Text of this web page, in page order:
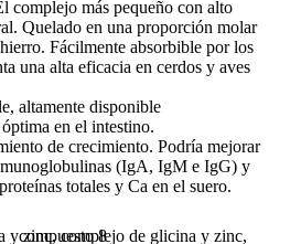
complejo más pequeño con alto
Quelado en una proporción molar
Fácilmente absorbible por los
una alta eficacia en cerdos y aves
altamente disponible
en el intestino.
de crecimiento. Podría mejorar
(IgA, IgM e IgG) y
totales y Ca en el suero.